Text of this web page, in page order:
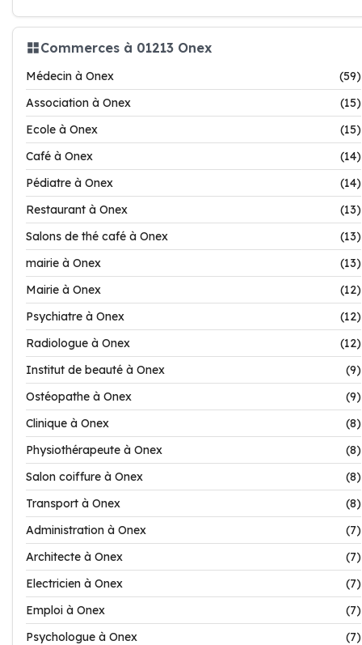
Commerces à 01213 Onex
Médecin à Onex
(59)
Association à Onex
(15)
Ecole à Onex
(15)
Café à Onex
(14)
Pédiatre à Onex
(14)
Restaurant à Onex
(13)
Salons de thé café à Onex
(13)
mairie à Onex
(13)
Mairie à Onex
(12)
Psychiatre à Onex
(12)
Radiologue à Onex
(12)
Institut de beauté à Onex
(9)
Ostéopathe à Onex
(9)
Clinique à Onex
(8)
Physiothérapeute à Onex
(8)
Salon coiffure à Onex
(8)
Transport à Onex
(8)
Administration à Onex
(7)
Architecte à Onex
(7)
Electricien à Onex
(7)
Emploi à Onex
(7)
Psychologue à Onex
(7)